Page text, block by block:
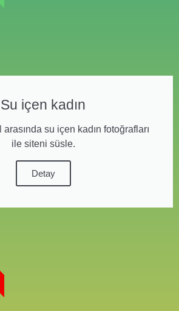
Su içen kadın
su içen kadın fotoğrafları
ile siteni süsle.
Detay